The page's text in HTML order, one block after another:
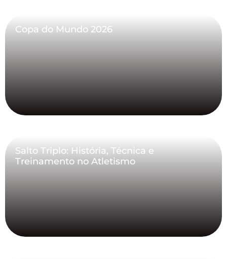
Copa do Mundo 2026
Salto Triplo: História, Técnica e
Treinamento no Atletismo